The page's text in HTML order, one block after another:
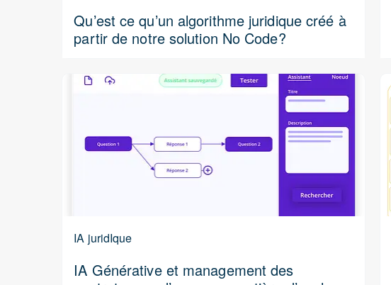
Qu’est ce qu’un algorithme juridique créé à
partir de notre solution No Code?
IA juridIque
IA Générative et management des